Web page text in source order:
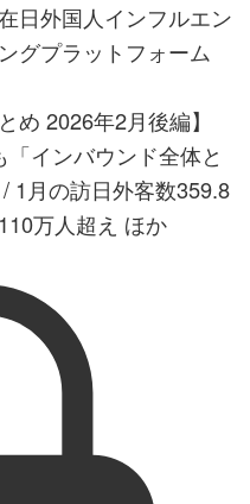
日外国人インフルエン
グプラットフォーム
め 2026年2月後編】
インバウンド全体と
1月の訪日外客数359.8
万人超え ほか